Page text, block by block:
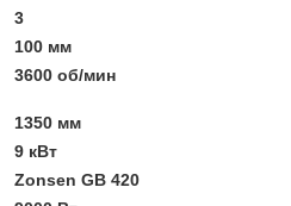
3
100 мм
3600 об/мин
1350 мм
9 кВт
Zonsen GB 420